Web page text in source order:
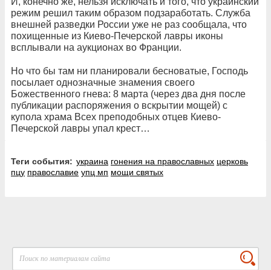
режим решил таким образом подзаработать. Служба
внешней разведки России уже не раз сообщала, что
похищенные из Киево-Печерской лавры иконы
всплывали на аукционах во Франции.
Но что бы там ни планировали бесноватые, Господь
посылает однозначные знамения своего
Божественного гнева: 8 марта (через два дня после
публикации распоряжения о вскрытии мощей) с
купола храма Всех преподобных отцев Киево-
Печерской лавры упал крест…
Теги события: украина гонения на православных церковь
пцу православие упц мп мощи святых